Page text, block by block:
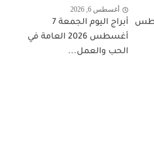
8 أغسطس
أغسطس 6, 2026
أبراج اليوم الجمعة 7
أغسطس 2026 العامة في
الحب والعمل...